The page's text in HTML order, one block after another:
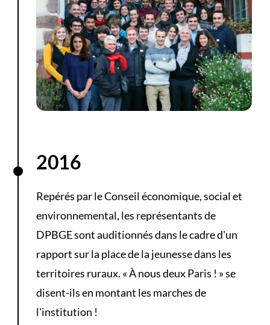
2016
Repérés par le Conseil économique, social et
environnemental, les représentants de
DPBGE sont auditionnés dans le cadre d'un
rapport sur la place de la jeunesse dans les
territoires ruraux. « À nous deux Paris ! » se
disent-ils en montant les marches de
l'institution !